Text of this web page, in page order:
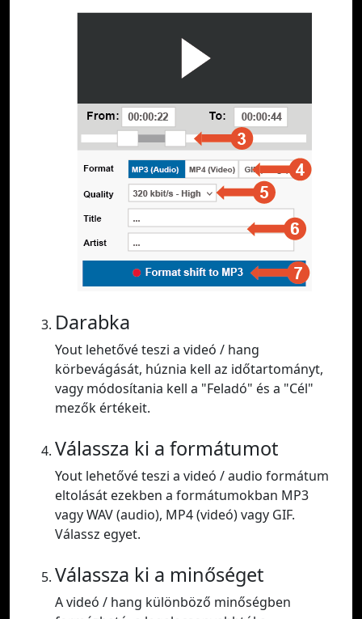
Darabka
Yout lehetővé teszi a videó / hang
körbevágását, húznia kell az időtartományt,
vagy módosítania kell a "Feladó" és a "Cél"
mezők értékeit.
Válassza ki a formátumot
Yout lehetővé teszi a videó / audio formátum
eltolását ezekben a formátumokban MP3
vagy WAV (audio), MP4 (videó) vagy GIF.
Válassz egyet.
Válassza ki a minőséget
A videó / hang különböző minőségben